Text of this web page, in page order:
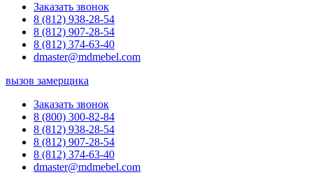
Заказать звонок
8 (812) 938-28-54
8 (812) 907-28-54
8 (812) 374-63-40
dmaster@mdmebel.com
вызов замерщика
Заказать звонок
8 (800) 300-82-84
8 (812) 938-28-54
8 (812) 907-28-54
8 (812) 374-63-40
dmaster@mdmebel.com